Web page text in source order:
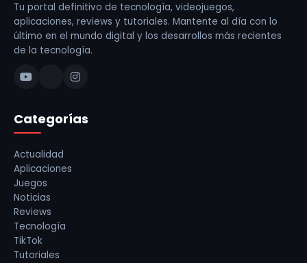
Tu portal definitivo de tecnología, videojuegos,
aplicaciones, reviews y tutoriales. Mantente al día con lo
último en el mundo digital y los desarrollos más recientes
de la tecnología.
Categorías
Actualidad
Aplicaciones
Juegos
Noticias
Reviews
Tecnología
TikTok
Tutoriales